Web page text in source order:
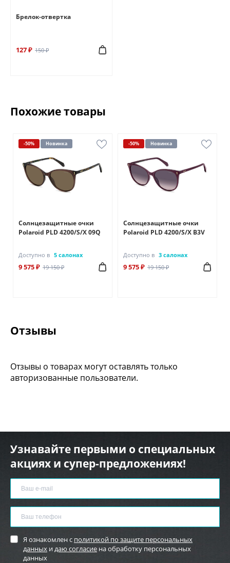
Брелок-отвертка
127 ₽ 150 ₽
Похожие товары
-50% Новинка
Солнцезащитные очки
Polaroid PLD 4200/S/X 09Q
Доступно в 5 салонах
9 575 ₽ 19 150 ₽
-50% Новинка
Солнцезащитные очки
Polaroid PLD 4200/S/X B3V
Доступно в 3 салонах
9 575 ₽ 19 150 ₽
Отзывы
Отзывы о товарах могут оставлять только
авторизованные пользователи.
Узнавайте первыми о специальных
акциях и супер-предложениях!
Я ознакомлен с политикой по защите персональных
данных идаю согласие на обработку персональных
данных